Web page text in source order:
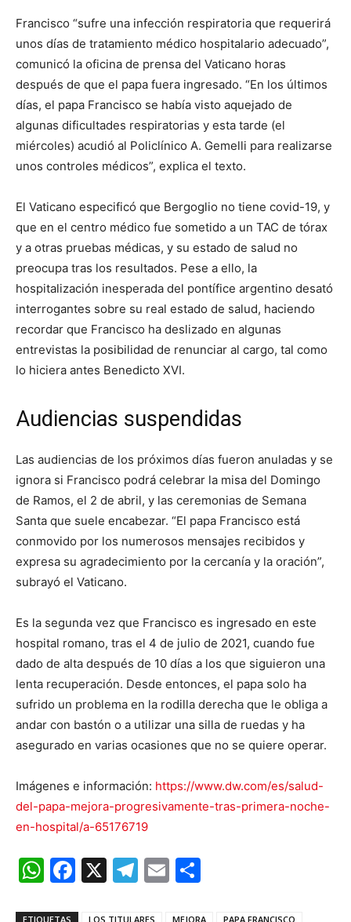
Francisco “sufre una infección respiratoria que requerirá
unos días de tratamiento médico hospitalario adecuado”,
comunicó la oficina de prensa del Vaticano horas
después de que el papa fuera ingresado. “En los últimos
días, el papa Francisco se había visto aquejado de
algunas dificultades respiratorias y esta tarde (el
miércoles) acudió al Policlínico A. Gemelli para realizarse
unos controles médicos”, explica el texto.
El Vaticano especificó que Bergoglio no tiene covid-19, y
que en el centro médico fue sometido a un TAC de tórax
y a otras pruebas médicas, y su estado de salud no
preocupa tras los resultados. Pese a ello, la
hospitalización inesperada del pontífice argentino desató
interrogantes sobre su real estado de salud, haciendo
recordar que Francisco ha deslizado en algunas
entrevistas la posibilidad de renunciar al cargo, tal como
lo hiciera antes Benedicto XVI.
Audiencias suspendidas
Las audiencias de los próximos días fueron anuladas y se
ignora si Francisco podrá celebrar la misa del Domingo
de Ramos, el 2 de abril, y las ceremonias de Semana
Santa que suele encabezar. “El papa Francisco está
conmovido por los numerosos mensajes recibidos y
expresa su agradecimiento por la cercanía y la oración”,
subrayó el Vaticano.
Es la segunda vez que Francisco es ingresado en este
hospital romano, tras el 4 de julio de 2021, cuando fue
dado de alta después de 10 días a los que siguieron una
lenta recuperación. Desde entonces, el papa solo ha
sufrido un problema en la rodilla derecha que le obliga a
andar con bastón o a utilizar una silla de ruedas y ha
asegurado en varias ocasiones que no se quiere operar.
Imágenes e información: https://www.dw.com/es/salud-
del-papa-mejora-progresivamente-tras-primera-noche-
en-hospital/a-65176719
WhatsApp
Facebook
X Telegram
Email
ETIQUETAS LOS TITULARES MEJORA PAPA FRANCISCO